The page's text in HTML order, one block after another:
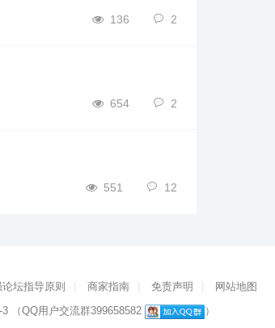
136 2
654 2
551 12
坛指导原则 商家指南 免责声明
网站地图
3（QQ用户交流群399658582 ）